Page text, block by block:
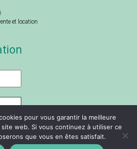
et location
pour vous garantir la meilleure
web. Si vous continuez à utiliser ce
que vous en êtes satisfait.